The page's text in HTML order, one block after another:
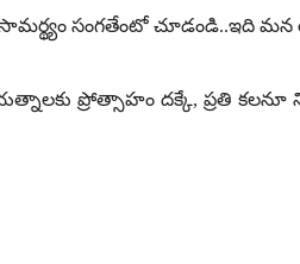
సంగతేంటో చూడండి..ఇది మన
ప్రోత్సాహం దక్కే,ప్రతి